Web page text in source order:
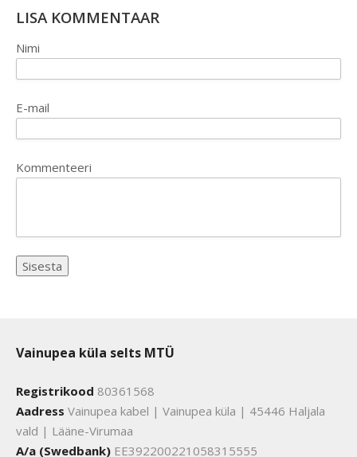
LISA KOMMENTAAR
Nimi
E-mail
Kommenteeri
Vainupea küla selts MTÜ
Registrikood 80361568
Aadress Vainupea kabel | Vainupea küla | 45446 Haljala
vald | Lääne-Virumaa
A/a (Swedbank) EE392200221058315555